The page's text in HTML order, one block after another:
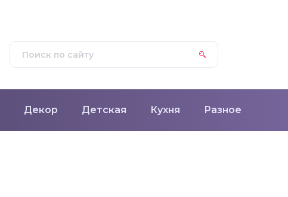
Декор Детская Кухня Разное